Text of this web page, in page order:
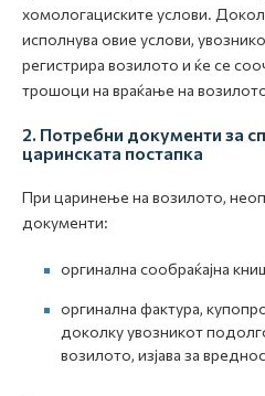
хомологациските услови.
исполнува овие услови,
регистрира возилото и ќе се
трошоци на враќање на
2. Потребни документи за
царинската постапка
При царинење на возилото,
документи:
оргинална сообраќајна
оргинална фактура,
доколку увозникот
возилото, изјава за